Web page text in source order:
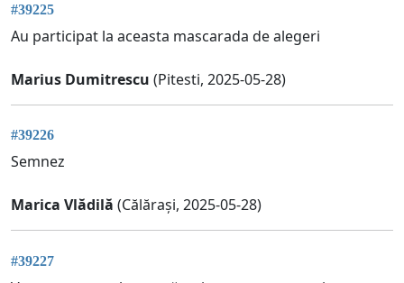
#39225
Au participat la aceasta mascarada de alegeri
Marius Dumitrescu (Pitesti, 2025-05-28)
#39226
Semnez
Marica Vlădilă (Călărași, 2025-05-28)
#39227